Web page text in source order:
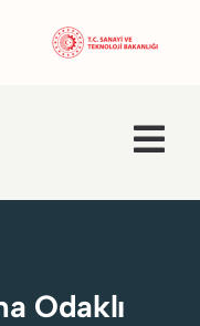
Odaklı